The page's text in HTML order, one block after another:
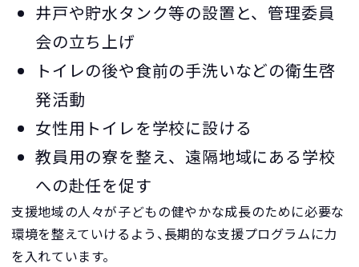
井戸や貯水タンク等の設置と、管理委員
会の立ち上げ
トイレの後や食前の手洗いなどの衛生啓
発活動
女性用トイレを学校に設ける
教員用の寮を整え、遠隔地域にある学校
への赴任を促す
支援地域の人々が子どもの健やかな成長のために必要な
環境を整えていけるよう、長期的な支援プログラムに力
を入れています。